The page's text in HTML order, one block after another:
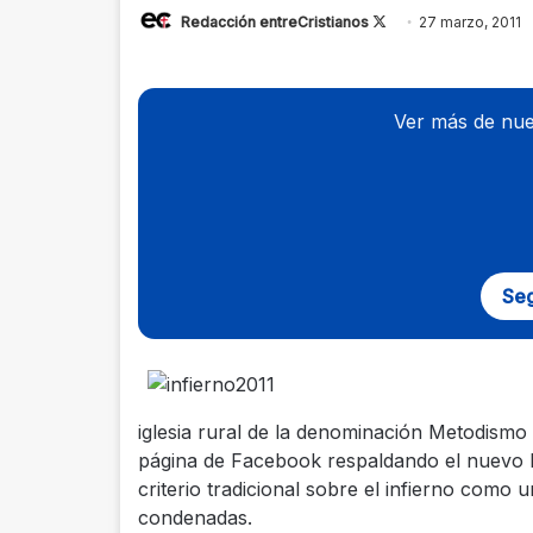
Redacción entreCristianos
Follow27 marzo, 2011
Ver más de
iglesia rural de la denominación
página de Facebook respaldando el
criterio tradicional sobre el infierno como
condenadas.